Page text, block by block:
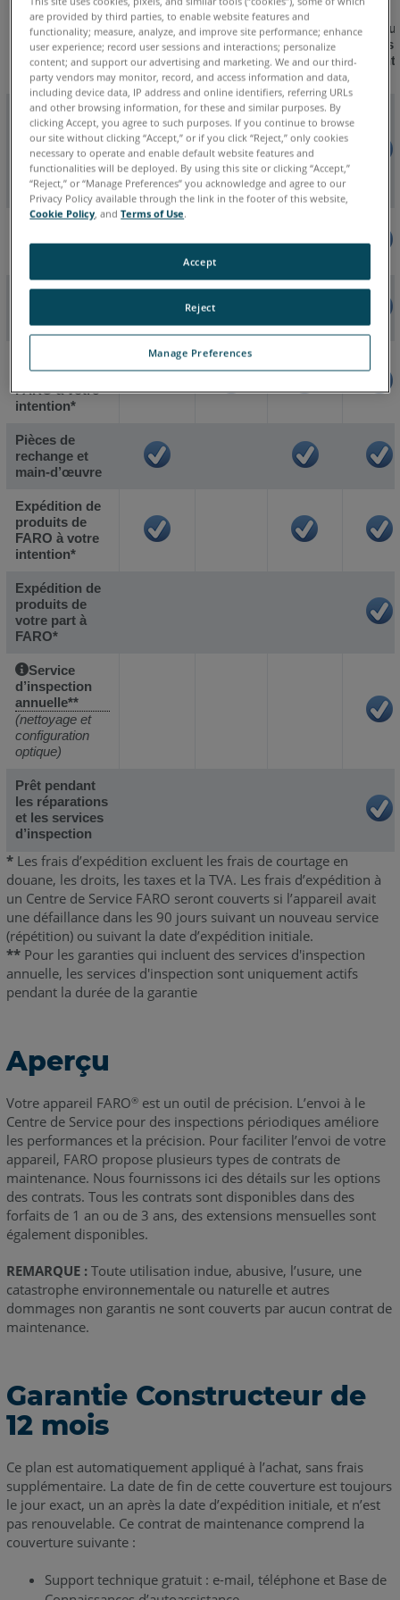
contrat
de
maintenance/plan
de
garantie
à
jour
Standard
Garantie
Garantie
de
mesure
de la
plaque
Premium
Garantie
Plus
Support
Technique et
Base de
Connaissances
d’auto-
assistance
Mesure
annuelle de la
Plaque
vous à FARO*
Expédition de
FARO à votre
intention*
Pièces de
rechange et
main-d’œuvre
Expédition de
produits de
FARO à votre
intention*
Expédition de
produits de
votre part à
FARO*
Service
d’inspection
annuelle**
(nettoyage et
configuration
optique)
Prêt pendant
les réparations
et les services
d’inspection
*Les frais d’expédition excluent les frais de courtage en
douane, les droits, les taxes et la TVA. Les frais d’expédition à
un Centre de Service FARO seront couverts si l’appareil avait
une défaillance dans les 90 jours suivant un nouveau service
(répétition) ou suivant la date d’expédition initiale.
**Pour les garanties qui incluent des services d'inspection
annuelle, les services d'inspection sont uniquement actifs
pendant la durée de la garantie
Aperçu
Votre appareil FARO®est un outil de précision. L’envoi à le
Centre de Service pour des inspections périodiques améliore
les performances et la précision. Pour faciliter l’envoi de votre
appareil, FARO propose plusieurs types de contrats de
maintenance. Nous fournissons ici des détails sur les options
des contrats. Tous les contrats sont disponibles dans des
forfaits de 1 an ou de 3 ans, des extensions mensuelles sont
également disponibles.
REMARQUE :Toute utilisation indue, abusive, l’usure, une
catastrophe environnementale ou naturelle et autres
dommages non garantis ne sont couverts par aucun contrat de
maintenance.
Garantie Constructeur de
12 mois
Ce plan est automatiquement appliqué à l’achat, sans frais
supplémentaire. La date de fin de cette couverture est toujours
le jour exact, un an après la date d’expédition initiale, et n’est
pas renouvelable. Ce contrat de maintenance comprend la
couverture suivante :
Support technique gratuit : e-mail, téléphone et Base de
are provided by third parties, to enable website features and
functionality; measure, analyze, and improve site performance; enhance
user experience; record user sessions and interactions; personalize
content; and support our advertising and marketing. We and our third-
party vendors may monitor, record, and access information and data,
including device data, IP address and online identifiers, referring URLs
and other browsing information, for these and similar purposes. By
clicking Accept, you agree to such purposes. If you continue to browse
our site without clicking “Accept,” or if you click “Reject,” only cookies
necessary to operate and enable default website features and
functionalities will be deployed. By using this site or clicking “Accept,”
“Reject,” or “Manage Preferences” you acknowledge and agree to our
Privacy Policy available through the link in the footer of this website,
Cookie Policy, andTerms of Use.
Manage Preferences
Reject
Accept